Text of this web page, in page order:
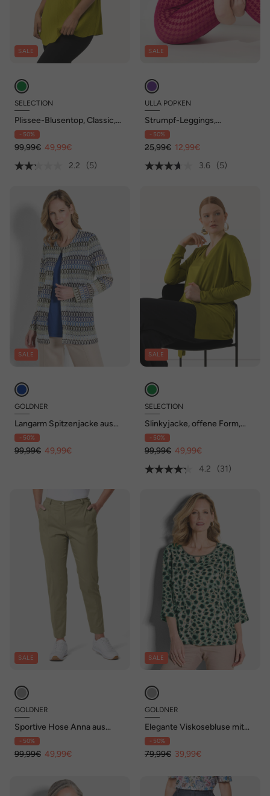
SALE
SELECTION
Plissee-Blusentop, Classic,
Stehkragen, ärmellos
- 50%
99,99€ 49,99€
2.2
(5)
SALE
ULLA POPKEN
Strumpf-Leggings,
Flockdruck, Hahnentritt
- 50%
25,99€ 12,99€
3.6
(5)
SALE
GOLDNER
Langarm Spitzenjacke aus
Jersey
- 50%
99,99€ 49,99€
SALE
SELECTION
Slinkyjacke, offene Form,
Schalkragen, Langarm
- 50%
99,99€ 49,99€
4.2
(31)
SALE
GOLDNER
Sportive Hose Anna aus
trageangenehmen Satin
- 50%
99,99€ 49,99€
SALE
GOLDNER
Elegante Viskosebluse mit
Leo-Muster
- 50%
79,99€ 39,99€